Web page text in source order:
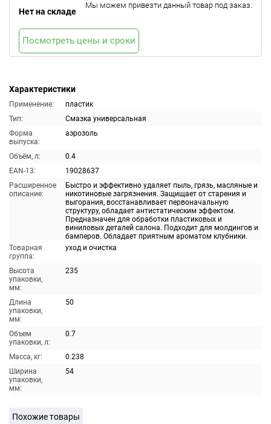
Характеристики
Применение:
пластик
Тип:
Смазка универсальная
Форма
выпуска:
аэрозоль
Объём, л:
0.4
EAN-13:
19028637
Расширенное
описание:
Быстро и эффективно удаляет пыль, грязь, масляные и
никотиновые загрязнения. Защищает от старения и
выгорания, восстанавливает первоначальную
структуру, обладает антистатическим эффектом.
Предназначен для обработки пластиковых и
виниловых деталей салона. Подходит для молдингов и
бамперов. Обладает приятным ароматом клубники.
Товарная
группа:
уход и очистка
Высота
упаковки,
мм:
235
Длина
упаковки,
мм:
50
Объем
упаковки, л:
0.7
Масса, кг:
0.238
Ширина
упаковки,
мм:
54
Нет на складе
Мы можем привезти данный товар под заказ.
Посмотреть цены и сроки
Похожие товары